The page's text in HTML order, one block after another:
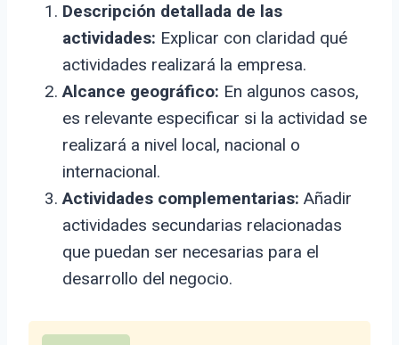
Descripción detallada de las
actividades: Explicar con claridad qué
actividades realizará la empresa.
Alcance geográfico: En algunos casos,
es relevante especificar si la actividad se
realizará a nivel local, nacional o
internacional.
Actividades complementarias: Añadir
actividades secundarias relacionadas
que puedan ser necesarias para el
desarrollo del negocio.